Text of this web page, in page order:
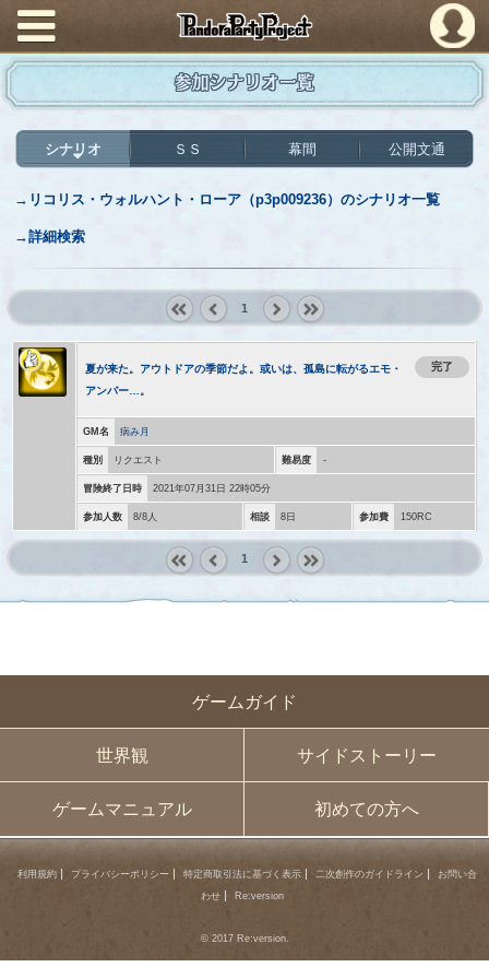
PandoraPartyProject
ゲームガイド
世界観 サイドストーリー
ゲームマニュアル 初めての方へ
参加シナリオ一覧
シナリオ ＳＳ 幕間 公開文通
→リコリス・ウォルハント・ローア（p3p009236）のシナリオ一覧
→詳細検索
1
夏が来た。アウトドアの季節だよ。或いは、孤島に転がるエモ・
アンバー…。
完了
GM名 病み月
種別 リクエスト 難易度 -
冒険終了日時 2021年07月31日 22時05分
参加人数 8/8人 相談 8日 参加費 150RC
1
利用規約 プライバシーポリシー 特定商取引法に基づく表示 二次創作のガイドライン
お問い合
わせ
Re:version
© 2017 Re:version.